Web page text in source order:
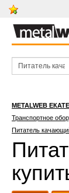
METALWEB
Транспортное
Питатель